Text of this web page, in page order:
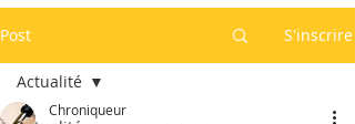
Post S'inscrire
Actualité
Chroniqueur